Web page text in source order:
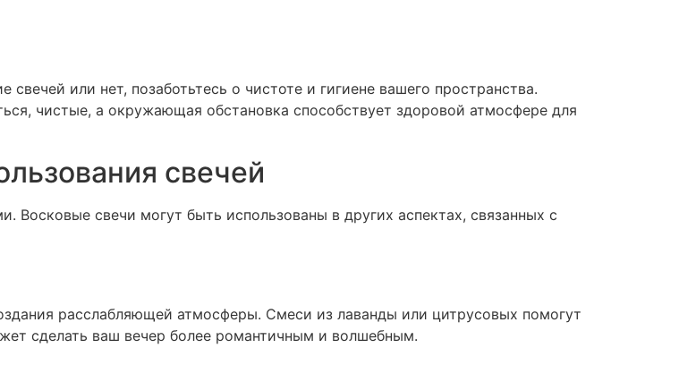
или нет, позаботьтесь о чистоте и гигиене вашего пространства.
чистые, а окружающая обстановка способствует здоровой атмосфере для
свечей
Восковые свечи могут быть использованы в других аспектах, связанных с
расслабляющей атмосферы. Смеси из лаванды или цитрусовых помогут
сделать ваш вечер более романтичным и волшебным.